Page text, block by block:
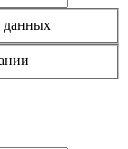
данных